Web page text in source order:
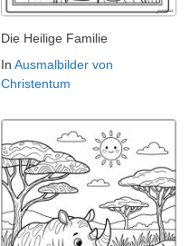
Die Heilige Familie
In Ausmalbilder von
Christentum